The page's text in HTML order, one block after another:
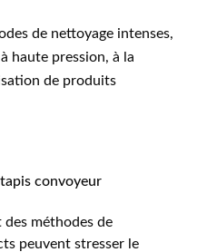
de nettoyage intenses,
haute pression, à la
de produits
convoyeur
des méthodes de
peuvent stresser le